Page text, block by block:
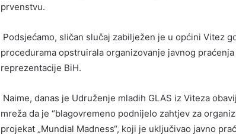
prvenstvu.
Podsjećamo, sličan slučaj zabilježen je u općini Vitez
procedurama opstruirala organizovanje javnog
reprezentacije BiH.
Naime, danas je Udruženje mladih GLAS iz Viteza
mreža da je “blagovremeno podnijelo zahtjev za
projekat „Mundial Madness“, koji je uključivao javno